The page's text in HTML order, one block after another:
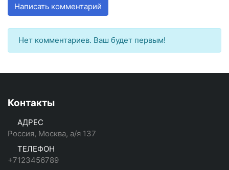
Написать комментарий
Нет комментариев. Ваш будет первым!
Контакты
АДРЕС
Россия, Москва, а/я 137
ТЕЛЕФОН
+7123456789